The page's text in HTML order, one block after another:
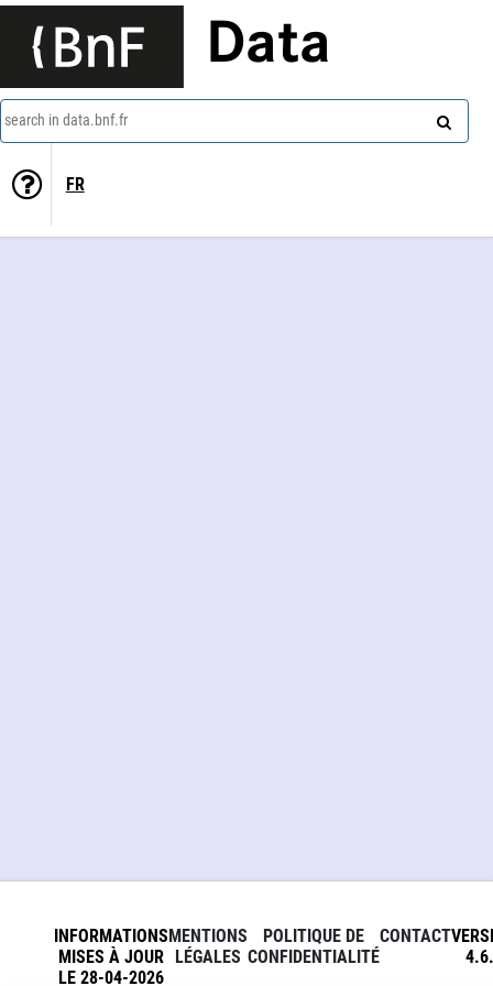
Data
search in data.bnf.fr
FR
INFORMATIONS
MISES À JOUR
LE 28-04-2026
MENTIONS
LÉGALES
POLITIQUE DE
CONFIDENTIALITÉ
CONTACT